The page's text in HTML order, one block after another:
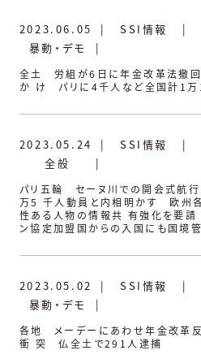
2023.06.05 | SSI情報 |
暴動・デモ
|
全土 労組が6日に年金改革法撤
か け パリに4千人など全国計1万
2023.05.24 | SSI情報 |
全般
|
パリ五輪 セーヌ川での開会式航
万5 千人動員と内相明かす 欧州
性ある人物の情報共 有強化を要
ン協定加盟国からの入国にも国境
2023.05.02 | SSI情報 |
暴動・デモ
|
各地 メーデーにあわせ年金改革
衝 突 仏全土で291人逮捕